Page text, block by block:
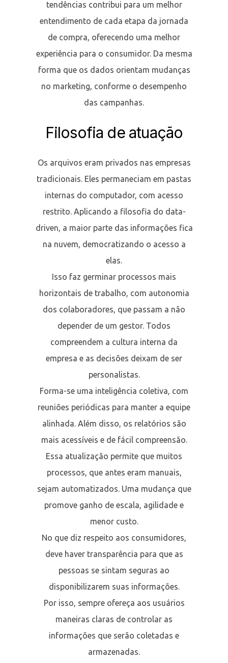
tendências contribui para um melhor
entendimento de cada etapa da jornada
de compra, oferecendo uma melhor
experiência para o consumidor. Da mesma
forma que os dados orientam mudanças
no marketing, conforme o desempenho
das campanhas.
Filosofia de atuação
Os arquivos eram privados nas empresas
tradicionais. Eles permaneciam em pastas
internas do computador, com acesso
restrito. Aplicando a filosofia do data-
driven, a maior parte das informações fica
na nuvem, democratizando o acesso a
elas.
Isso faz germinar processos mais
horizontais de trabalho, com autonomia
dos colaboradores, que passam a não
depender de um gestor. Todos
compreendem a cultura interna da
empresa e as decisões deixam de ser
personalistas.
Forma-se uma inteligência coletiva, com
reuniões periódicas para manter a equipe
alinhada. Além disso, os relatórios são
mais acessíveis e de fácil compreensão.
Essa atualização permite que muitos
processos, que antes eram manuais,
sejam automatizados. Uma mudança que
promove ganho de escala, agilidade e
menor custo.
No que diz respeito aos consumidores,
deve haver transparência para que as
pessoas se sintam seguras ao
disponibilizarem suas informações.
Por isso, sempre ofereça aos usuários
maneiras claras de controlar as
informações que serão coletadas e
armazenadas.